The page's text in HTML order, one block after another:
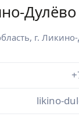
Дулёво
, г.
likino-